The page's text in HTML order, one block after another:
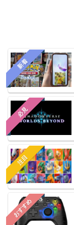
新着
必見
注目
おすすめ